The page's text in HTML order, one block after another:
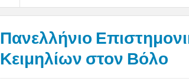
Πανελλήνιο
Κειμηλίων στον Βόλο